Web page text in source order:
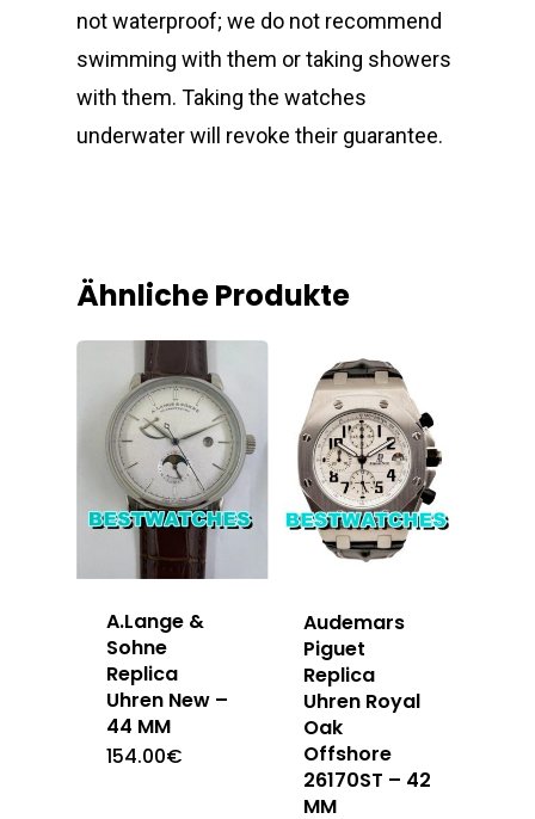
not waterproof; we do not recommend
swimming with them or taking showers
with them. Taking the watches
underwater will revoke their guarantee.
Ähnliche Produkte
A.Lange &
Sohne
Replica
Uhren New –
44 MM
154.00€
Audemars
Piguet
Replica
Uhren Royal
Oak
Offshore
26170ST – 42
MM